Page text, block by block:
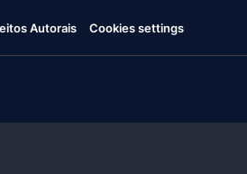
Autorais Cookies settings